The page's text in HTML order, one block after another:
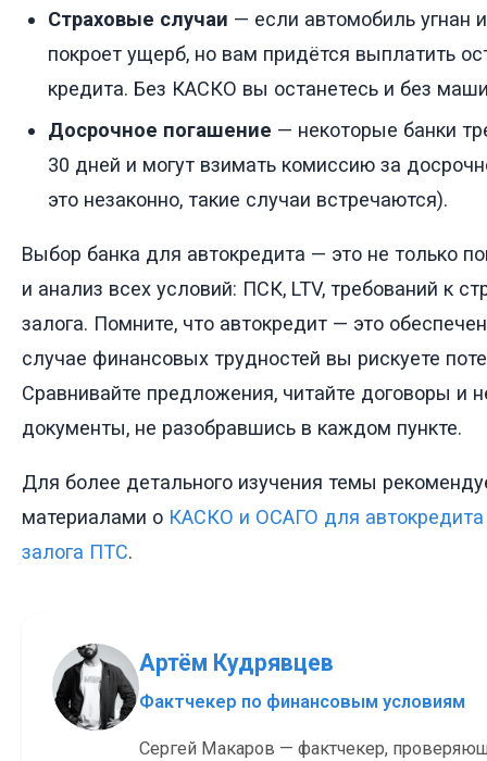
Страховые случаи — если автомобиль угнан
покроет ущерб, но вам придётся выплатить
кредита. Без КАСКО вы останетесь и без
Досрочное погашение — некоторые банки
30 дней и могут взимать комиссию за
это незаконно, такие случаи встречаются).
Выбор банка для автокредита — это не только
и анализ всех условий: ПСК, LTV, требований к
залога. Помните, что автокредит — это
случае финансовых трудностей вы рискуете
Сравнивайте предложения, читайте договоры и
документы, не разобравшись в каждом пункте.
Для более детального изучения темы
материалами о КАСКО и ОСАГО для автокредита
залога ПТС.
Артём Кудрявцев
Фактчекер по финансовым условиям
Сергей Макаров — фактчекер,